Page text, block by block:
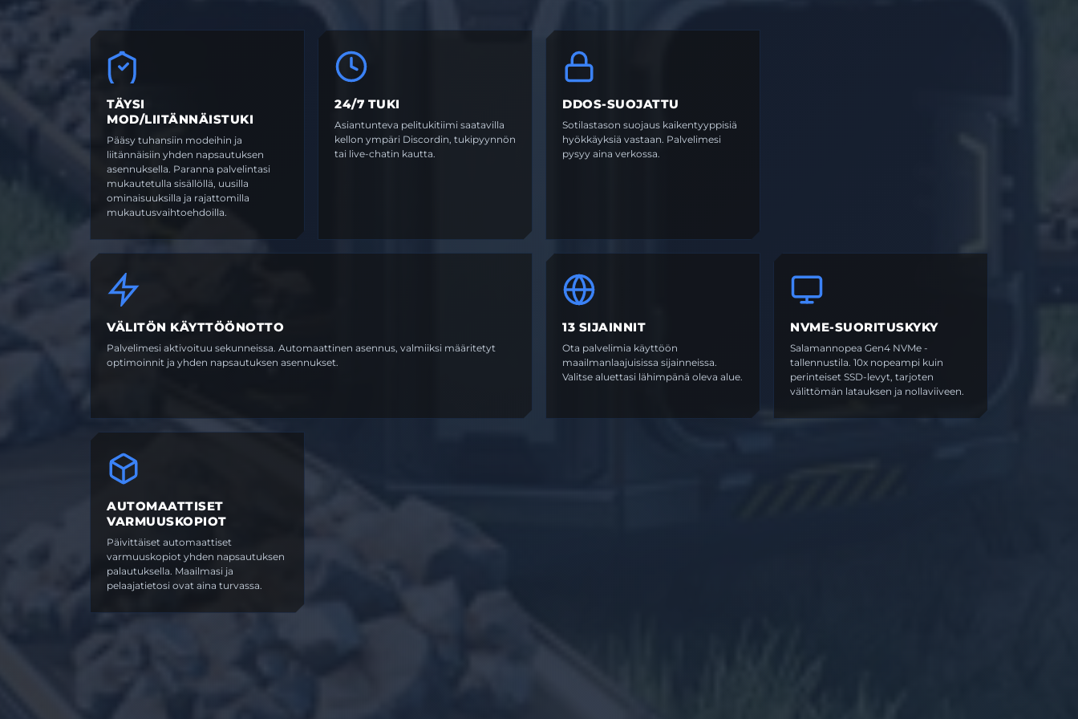
TÄYSI
MOD/LIITÄNNÄISTUKI
Pääsy tuhansiin modeihin ja
liitännäisiin yhden napsautuksen
asennuksella. Paranna palvelintasi
mukautetulla sisällöllä, uusilla
ominaisuuksilla ja rajattomilla
mukautusvaihtoehdoilla.
24/7 TUKI
Asiantunteva pelitukitiimi saatavilla
kellon ympäri Discordin, tukipyynnön
tai live-chatin kautta.
DDOS-SUOJATTU
Sotilastason suojaus kaikentyyppisiä
hyökkäyksiä vastaan. Palvelimesi
pysyy aina verkossa.
VÄLITÖN KÄYTTÖÖNOTTO
Palvelimesi aktivoituu sekunneissa. Automaattinen asennus, valmiiksi määritetyt
optimoinnit ja yhden napsautuksen asennukset.
13 SIJAINNIT
Ota palvelimia käyttöön
maailmanlaajuisissa sijainneissa.
Valitse aluettasi lähimpänä oleva alue.
NVME-SUORITUSKYKY
Salamannopea Gen4 NVMe -
tallennustila. 10x nopeampi kuin
perinteiset SSD-levyt, tarjoten
välittömän latauksen ja nollaviiveen.
AUTOMAATTISET
VARMUUSKOPIOT
Päivittäiset automaattiset
varmuuskopiot yhden napsautuksen
palautuksella. Maailmasi ja
pelaajatietosi ovat aina turvassa.